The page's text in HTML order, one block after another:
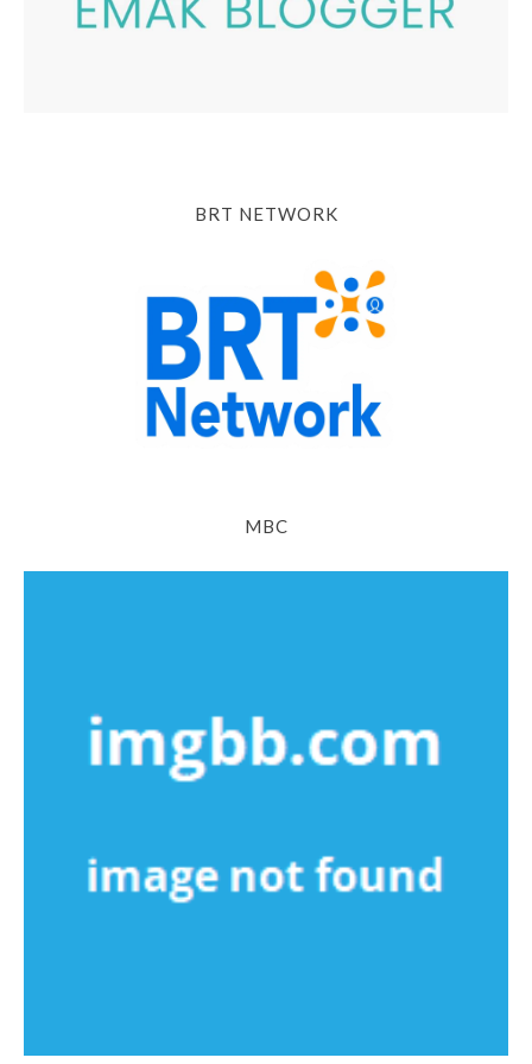
BRT NETWORK
MBC